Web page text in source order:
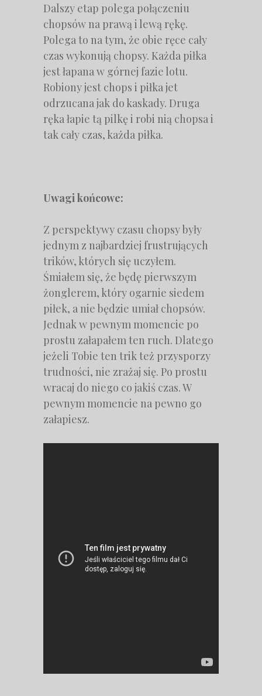
Dalszy etap polega połączeniu
chopsów na prawą i lewą rękę.
Polega to na tym, że obie ręce cały
czas wykonują chopsy. Każda piłka
jest łapana w górnej fazie lotu.
Robiony jest chops i piłka jet
odrzucana jak do kaskady. Druga
ręka łapie tą pilkę i robi nią chopsa i
tak cały czas, każda piłka.
Uwagi końcowe:
Z perspektywy czasu chopsy były
jednym z najbardziej frustrujących
trików, których się uczyłem.
Śmiałem się, że będę pierwszym
żonglerem, który ogarnie siedem
piłek, a nie będzie umiał chopsów.
Jednak w pewnym momencie po
prostu załapałem ten ruch. Dlatego
jeżeli Tobie ten trik też przysporzy
trudności, nie zrażaj się. Po prostu
wracaj do niego co jakiś czas. W
pewnym momencie na pewno go
załapiesz.